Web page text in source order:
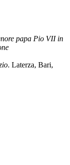
papa Pio VII in
. Laterza, Bari,